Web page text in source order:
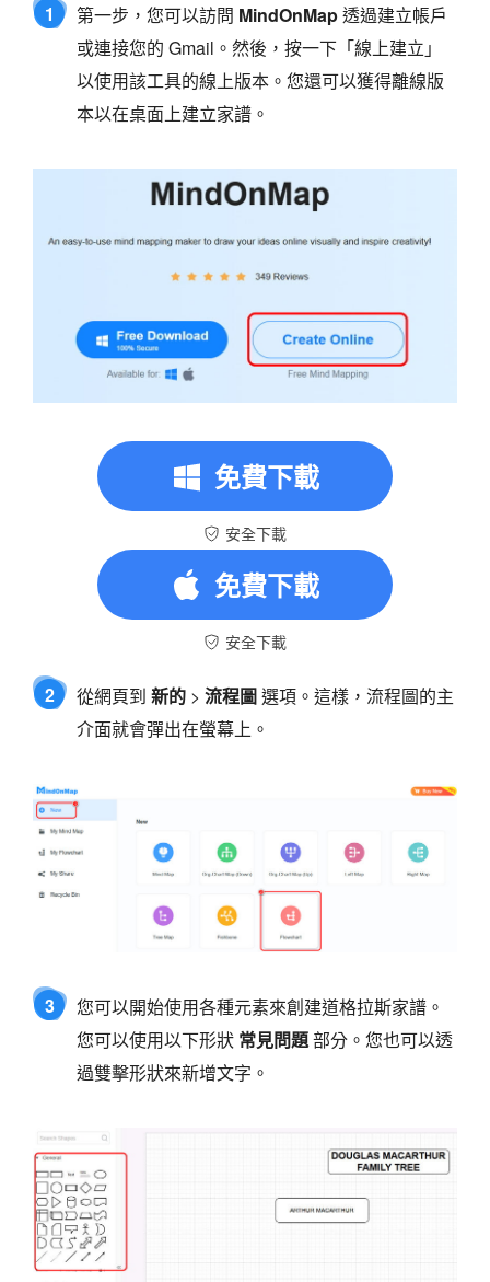
1 第一步，您可以訪問 MindOnMap透過建立帳戶
或連接您的 Gmail。然後，按一下「線上建立」
以使用該工具的線上版本。您還可以獲得離線版
本以在桌面上建立家譜。
免費下載
安全下載
免費下載
安全下載
2 從網頁到 新的 > 流程圖選項。這樣，流程圖的主
介面就會彈出在螢幕上。
3
您可以開始使用各種元素來創建道格拉斯家譜。
您可以使用以下形狀 常見問題部分。您也可以透
過雙擊形狀來新增文字。